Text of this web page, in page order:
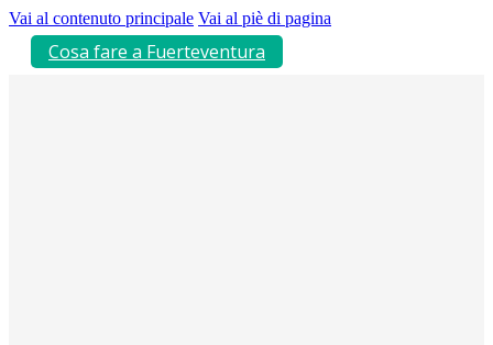
Vai al contenuto principale Vai al piè di pagina
Cosa fare a Fuerteventura